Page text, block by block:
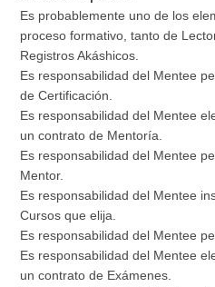
Es probablemente uno de los
proceso formativo, tanto de
Registros Akáshicos.
Es responsabilidad del Mentee
de Certificación.
Es responsabilidad del Mentee
un contrato de Mentoría.
Es responsabilidad del Mentee
Mentor.
Es responsabilidad del Mentee
Cursos que elija.
Es responsabilidad del Mentee
Es responsabilidad del Mentee
un contrato de Exámenes.